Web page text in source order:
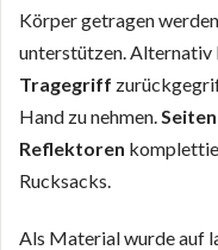
Körper getragen
unterstützen. Alternativ
Tragegriff
Hand zu nehmen.
Reflektoren
Rucksacks.
Als Material wurde auf